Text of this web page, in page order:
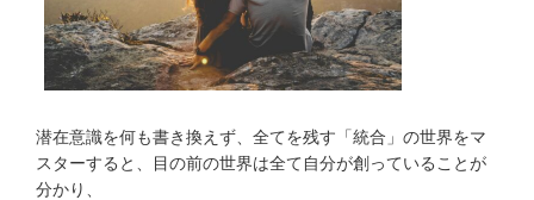
潜在意識を何も書き換えず、全てを残す「統合」の世界をマ
スターすると、目の前の世界は全て自分が創っていることが
分かり、